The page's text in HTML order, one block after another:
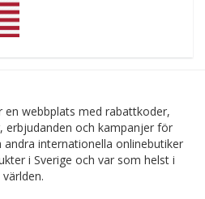
en webbplats med rabattkoder,
erbjudanden och kampanjer för
andra internationella onlinebutiker
i Sverige och var som helst i
världen.